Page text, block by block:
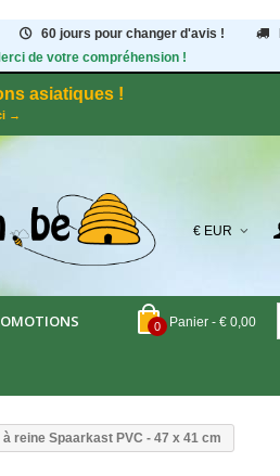
60 jours pour changer d'avis !
de votre compréhension !
asiatiques !
→
€ EUR
0 Panier - € 0,00
à reine Spaarkast PVC - 47 x 41 cm